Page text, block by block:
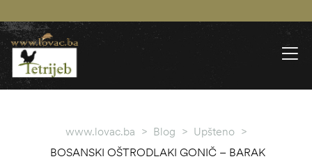
www.lovac.ba > Blog > Upšteno >
BOSANSKI OŠTRODLAKI GONIČ – BARAK